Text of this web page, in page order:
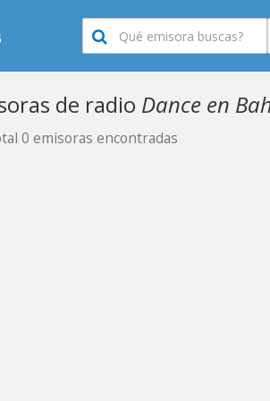
de radio Dance en
0 emisoras encontradas